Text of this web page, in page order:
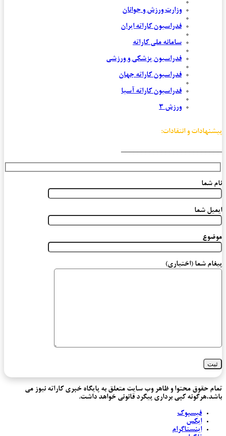
وزارت ورزش و جوانان
فدراسیون کاراته ایران
سامانه ملی کاراته
فدراسیون پزشکی و ورزشی
فدراسیون کاراته جهان
فدراسیون کاراته آسیا
ورزش 3
پیشنهادات و انتقادات:
_________________________
نام شما
ایمیل شما
موضوع
پیغام شما (اختیاری)
تمام حقوق محتوا و ظاهر وب سایت متعلق به پایگاه خبری کاراته نیوز می
باشد،هرگونه کپی برداری پیگرد قانونی خواهد داشت.
فیسبوک
ایکس
اینستاگرام